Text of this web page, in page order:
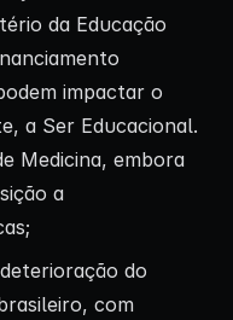
da Educação
impactar o
a Ser Educacional.
Medicina, embora
a
do
com